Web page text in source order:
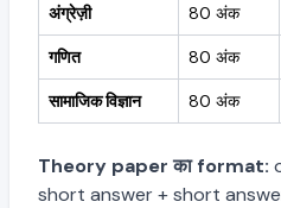
अंग्रेज़ी 80 अंक
गणित 80 अंक
सामाजिक विज्ञान 80 अंक
Theory paper का format:
short answer + short